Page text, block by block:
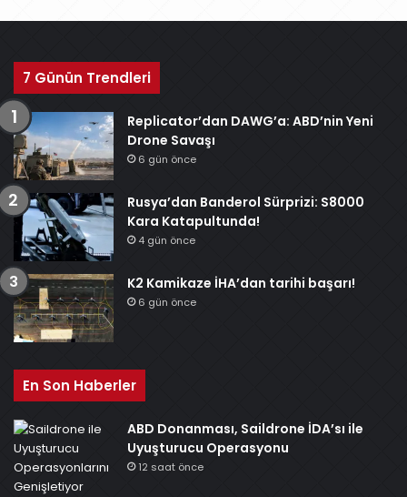
7 Günün Trendleri
Replicator’dan DAWG’a: ABD’nin Yeni
Drone Savaşı
6 gün önce
Rusya’dan Banderol Sürprizi: S8000
Kara Katapultunda!
4 gün önce
K2 Kamikaze İHA’dan tarihi başarı!
6 gün önce
En Son Haberler
ABD Donanması, Saildrone İDA’sı ile
Uyuşturucu Operasyonu
12 saat önce